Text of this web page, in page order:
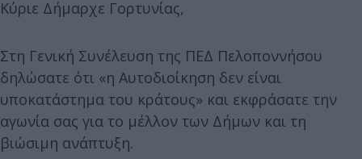
Κύριε Δήμαρχε Γορτυνίας,
Στη Γενική Συνέλευση της ΠΕΔ Πελοποννήσου
δηλώσατε ότι «η Αυτοδιοίκηση δεν είναι
υποκατάστημα του κράτους» και εκφράσατε την
αγωνία σας για το μέλλον των Δήμων και τη
βιώσιμη ανάπτυξη.